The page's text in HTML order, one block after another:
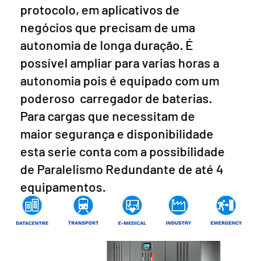
protocolo, em aplicativos de
negócios que precisam de uma
autonomia de longa duração. É
possível ampliar para varias horas a
autonomia pois é equipado com um
poderoso carregador de baterias.
Para cargas que necessitam de
maior segurança e disponibilidade
esta serie conta com a possibilidade
de Paralelismo Redundante de até 4
equipamentos.